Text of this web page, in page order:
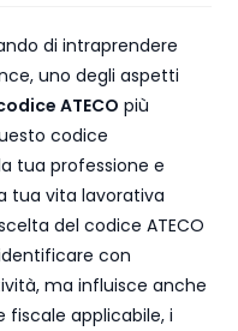
di intraprendere
uno degli aspetti
ATECO più
codice
tua professione e
tua vita lavorativa
del codice ATECO
con
ma influisce anche
applicabile, i